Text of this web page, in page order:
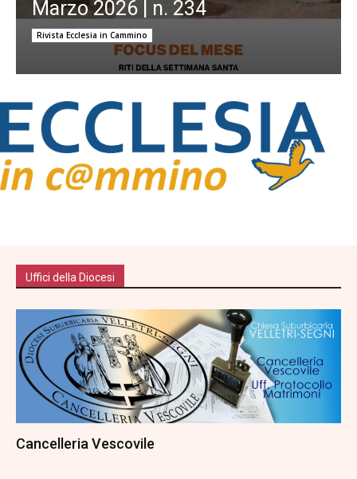
Marzo 2026 | n. 234
Rivista Ecclesia in Cammino
Uffici della Diocesi
Cancelleria Vescovile